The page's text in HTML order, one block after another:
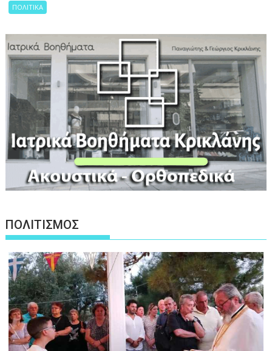
ΠΟΛΙΤΙΚΑ
ΠΟΛΙΤΙΣΜΟΣ